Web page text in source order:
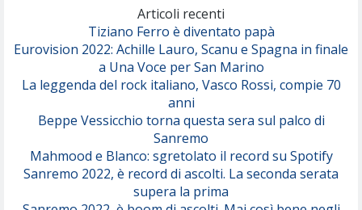
Serenamente
Articoli recenti
Tiziano Ferro è diventato papà
Eurovision 2022: Achille Lauro, Scanu e Spagna in finale
a Una Voce per San Marino
La leggenda del rock italiano, Vasco Rossi, compie 70
anni
Beppe Vessicchio torna questa sera sul palco di
Sanremo
Mahmood e Blanco: sgretolato il record su Spotify
Sanremo 2022, è record di ascolti. La seconda serata
supera la prima